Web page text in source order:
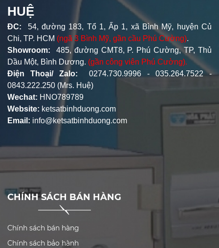
HUỆ
ĐC: 54, đường 183, Tổ 1, Ấp 1, xã Bình Mỹ, huyện Củ
Chi, TP. HCM (ngã 3 Bình Mỹ, gần cầu Phú Cường).
Showroom: 485, đường CMT8, P. Phú Cường, TP, Thủ
Dầu Một, Bình Dương. (gần công viên Phú Cường).
Điện Thoại/ Zalo: 0274.730.9996 - 035.264.7522 -
0843.222.250 (Mrs. Huệ)
Wechat: HNO789789
Website: ketsatbinhduong.com
Email: info@ketsatbinhduong.com
CHÍNH SÁCH BÁN HÀNG
Chính sách bán hàng
Chính sách bảo hành